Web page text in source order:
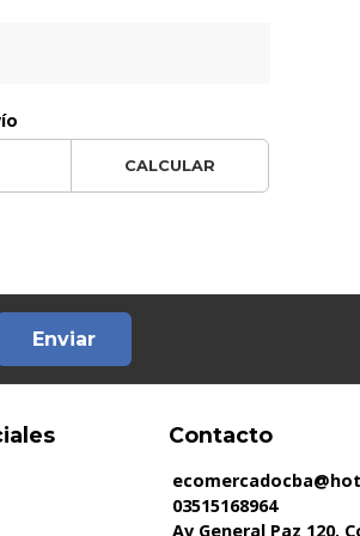
CALCULAR
Enviar
Contacto
03515168964
Av General Paz 120,